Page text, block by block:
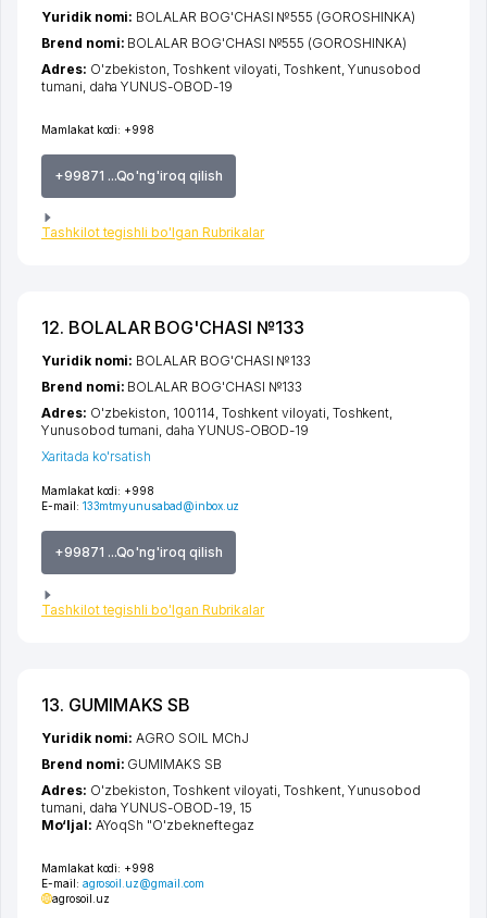
Mamlakat kodi: +998
+99871 ...Qo'ng'iroq qilish
Tashkilot tegishli bo'lgan Rubrikalar
Yuridik nomi: BOLALAR BOG'CHASI №555 (GOROSHINKA)
Brend nomi: BOLALAR BOG'CHASI №555 (GOROSHINKA)
Adres: O'zbekiston,Toshkent viloyati,Toshkent, Yunusobod
tumani, daha YUNUS-OBOD-19
12. BOLALAR BOG'CHASI №133
Mamlakat kodi: +998
E-mail: 133mtmyunusabad@inbox.uz
+99871 ...Qo'ng'iroq qilish
Tashkilot tegishli bo'lgan Rubrikalar
Yuridik nomi: BOLALAR BOG'CHASI №133
Brend nomi: BOLALAR BOG'CHASI №133
Adres: O'zbekiston, 100114, Toshkent viloyati, Toshkent,
Yunusobod tumani, daha YUNUS-OBOD-19
Xaritada ko'rsatish
13. GUMIMAKS SB
Mamlakat kodi: +998
E-mail: agrosoil.uz@gmail.com
agrosoil.uz
Yuridik nomi:AGRO SOIL MChJ
Brend nomi: GUMIMAKS SB
Adres: O'zbekiston,Toshkent viloyati ,Toshkent, Yunusobod
tumani daha YUNUS-OBOD-19 , 15
Mo‘ljal: AYoqSh "O'zbekneftegaz